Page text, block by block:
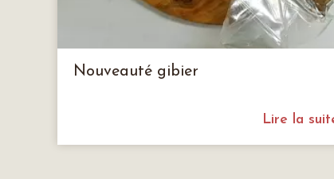
Nouveauté gibier
Lire la